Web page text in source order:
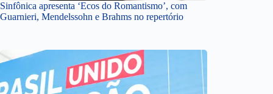
Sinfônica apresenta ‘Ecos do Romantismo’, com
Guarnieri, Mendelssohn e Brahms no repertório